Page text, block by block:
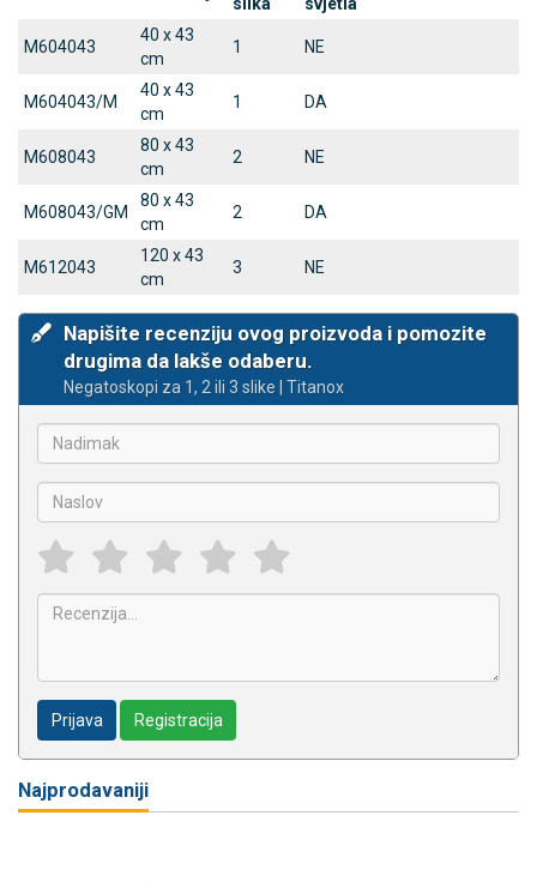
slika svjetla
M604043
40 x 43
cm
1 NE
M604043/M
40 x 43
cm
1 DA
M608043
80 x 43
cm
2 NE
M608043/GM
80 x 43
cm
2 DA
M612043
120 x 43
cm
3 NE
Napišite recenziju ovog proizvoda i pomozite
drugima da lakše odaberu.
Negatoskopi za 1, 2 ili 3 slike | Titanox
Prijava Registracija
Najprodavaniji